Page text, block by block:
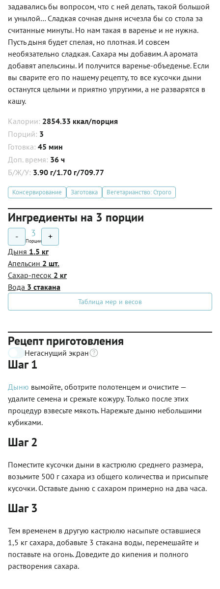
задавались бы вопросом, что с ней делать, такой большой
и унылой… Сладкая сочная дыня исчезла бы со стола за
считанные минуты. Но нам такая в варенье и не нужна.
Пусть дыня будет спелая, но плотная. И совсем
необязательно сладкая. Сахара мы добавим. А аромата
добавят апельсины. И получится варенье-объеденье. Если
вы сварите его по нашему рецепту, то все кусочки дыни
останутся целыми и приятно упругими, а не разварятся в
кашу.
Калории: 2854.33 ккал/порция
Порций: 3
Готовка: 45 мин
Доп. время: 36 ч
Б/Ж/У: 3.90 г/1.70 г/709.77
Консервирование Заготовка Вегетарианство: Строго
Ингредиенты на 3 порции
- 3
Порции +
Дыня 1.5 кг
Апельсин 2 шт.
Сахар-песок 2 кг
Вода 3 стакана
Таблица мер и весов
Рецепт приготовления
Негаснущий экран
Шаг 1
Дыню вымойте, оботрите полотенцем и очистите —
удалите семена и срежьте кожуру. Только после этих
процедур взвесьте мякоть. Нарежьте дыню небольшими
кубиками.
Шаг 2
Поместите кусочки дыни в кастрюлю среднего размера,
возьмите 500 г сахара из общего количества и присыпьте
кусочки. Оставьте дыню с сахаром примерно на два часа.
Шаг 3
Тем временем в другую кастрюлю насыпьте оставшиеся
1,5 кг сахара, добавьте 3 стакана воды, перемешайте и
поставьте на огонь. Доведите до кипения и полного
растворения сахара.